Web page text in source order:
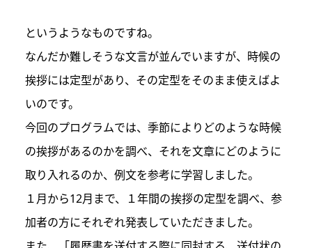
というようなものですね。
なんだか難しそうな文言が並んでいますが、時候の
挨拶には定型があり、その定型をそのまま使えばよ
いのです。
今回のプログラムでは、季節によりどのような時候
の挨拶があるのかを調べ、それを文章にどのように
取り入れるのか、例文を参考に学習しました。
１月から12月まで、１年間の挨拶の定型を調べ、参
加者の方にそれぞれ発表していただきました。